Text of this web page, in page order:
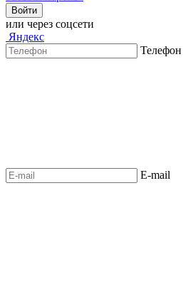
Войти
или через соцсети
Яндекс
Телефон
E-mail